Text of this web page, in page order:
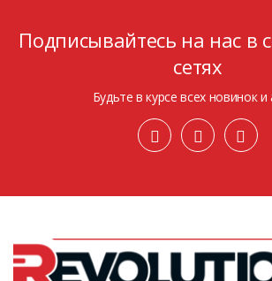
Подписывайтесь на нас в
сетях
Будьте в курсе всех новинок и